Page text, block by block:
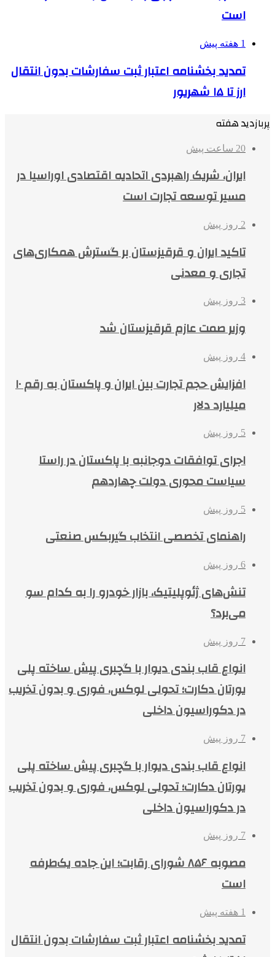
است
1 هفته پیش
تمدید بخشنامه اعتبار ثبت سفارشات بدون انتقال
ارز تا ۱۵ شهریور
پربازدید هفته
20 ساعت پیش
ایران، شریک راهبردی اتحادیه اقتصادی اوراسیا در
مسیر توسعه تجارت است
2 روز پیش
تاکید ایران و قرقیزستان بر گسترش همکاری‌های
تجاری و معدنی
3 روز پیش
وزیر صمت عازم قرقیزستان شد
4 روز پیش
افزایش حجم تجارت بین ایران و پاکستان به رقم ۱۰
میلیارد دلار
5 روز پیش
اجرای توافقات دوجانبه با پاکستان در راستا
سیاست محوری دولت چهاردهم
5 روز پیش
راهنمای تخصصی انتخاب گیربکس صنعتی
6 روز پیش
تنش‌های ژئوپلیتیک، بازار خودرو را به کدام سو
می‌برد؟
7 روز پیش
انواع قاب بندی دیوار با گچبری پیش ساخته پلی
یورتان دکارت؛ تحولی لوکس، فوری و بدون تخریب
در دکوراسیون داخلی
7 روز پیش
انواع قاب بندی دیوار با گچبری پیش ساخته پلی
یورتان دکارت؛ تحولی لوکس، فوری و بدون تخریب
در دکوراسیون داخلی
7 روز پیش
مصوبه ۸۵۶ شورای رقابت؛ این جاده یک‌طرفه
است
1 هفته پیش
تمدید بخشنامه اعتبار ثبت سفارشات بدون انتقال